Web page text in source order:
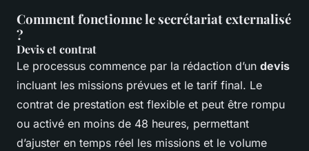
Comment fonctionne le secrétariat externalisé
?
Devis et contrat
Le processus commence par la rédaction d’un devis
incluant les missions prévues et le tarif final. Le
contrat de prestation est flexible et peut être rompu
ou activé en moins de 48 heures, permettant
d’ajuster en temps réel les missions et le volume